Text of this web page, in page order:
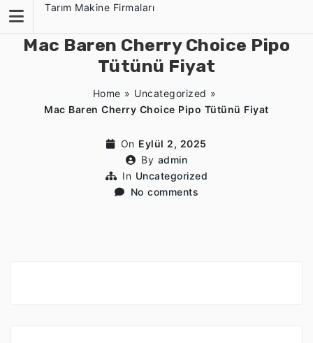
content
Tarım Makine Firmaları
Mac Baren Cherry Choice Pipo
Tütünü Fiyat
Home » Uncategorized »
Mac Baren Cherry Choice Pipo Tütünü Fiyat
On Eylül 2, 2025
By admin
In Uncategorized
No comments